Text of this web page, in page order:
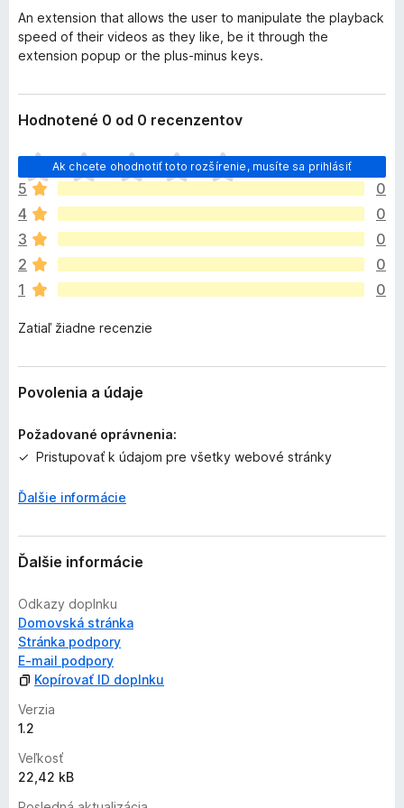
An extension that allows the user to manipulate the playback
speed of their videos as they like, be it through the
extension popup or the plus-minus keys.
Hodnotené 0 od 0 recenzentov
Ak chcete ohodnotiť toto rozšírenie, musíte sa prihlásiť
D
o
p
l
n
o
k
z
t
a
ľ
i
o
o
d
o
t
e
n
ý
5
0
4
0
3
0
2
0
1
0
Zatiaľ žiadne recenzie
Povolenia a údaje
Požadované oprávnenia:
Pristupovať k údajom pre všetky webové stránky
Ďalšie informácie
Ďalšie informácie
Odkazy doplnku
Domovská stránka
Stránka podpory
E‑mail podpory
Kopírovať ID doplnku
Verzia
1.2
Veľkosť
22,42 kB